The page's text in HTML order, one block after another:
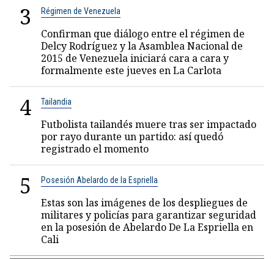
3 Régimen de Venezuela
Confirman que diálogo entre el régimen de
Delcy Rodríguez y la Asamblea Nacional de
2015 de Venezuela iniciará cara a cara y
formalmente este jueves en La Carlota
4 Tailandia
Futbolista tailandés muere tras ser impactado
por rayo durante un partido: así quedó
registrado el momento
5 Posesión Abelardo de la Espriella
Estas son las imágenes de los despliegues de
militares y policías para garantizar seguridad
en la posesión de Abelardo De La Espriella en
Cali